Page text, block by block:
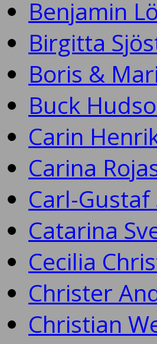
Benjamin
Birgitta
Boris &
Buck
Carin
Carina
Carl-Gustaf
Catarina
Cecilia
Christer
Christian